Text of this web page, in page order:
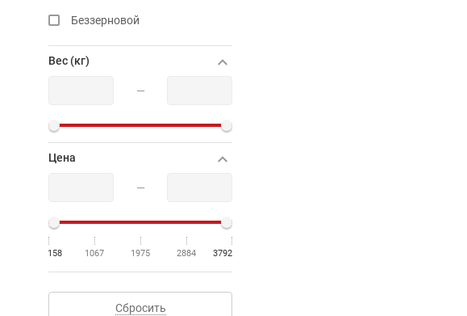
Беззерновой
Вес (кг)
—
Цена
—
158 1067 1975 2884 3792
Сбросить